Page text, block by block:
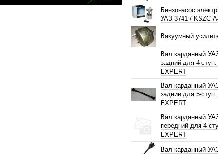
Бензонасос
УАЗ-3741 / KSZC-
Вакуумный
Вал карданный
задний для 4-
EXPERT
Вал карданный
задний для 5-
EXPERT
Вал карданный
передний для 4-
EXPERT
Вал карданный